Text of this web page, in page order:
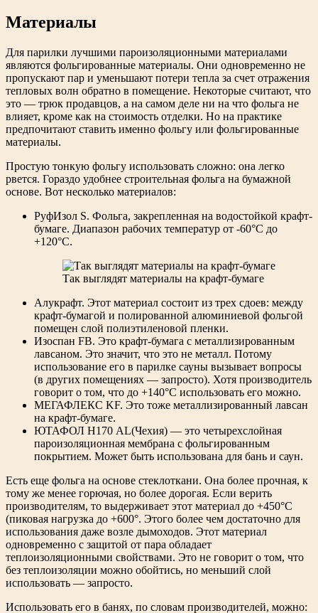
Материалы
Для парилки лучшими пароизоляционными материалами
являются фольгированные материалы. Они одновременно не
пропускают пар и уменьшают потери тепла за счет отражения
тепловых волн обратно в помещение. Некоторые считают, что
это — трюк продавцов, а на самом деле ни на что фольга не
влияет, кроме как на стоимость отделки. Но на практике
предпочитают ставить именно фольгу или фольгированные
материалы.
Простую тонкую фольгу использовать сложно: она легко
рвется. Гораздо удобнее строительная фольга на бумажной
основе. Вот несколько материалов:
РуфИзол S. Фольга, закрепленная на водостойкой крафт-
бумаге. Диапазон рабочих температур от -60°C до
+120°C.
Так выглядят материалы на крафт-бумаге
Алукрафт. Этот материал состоит из трех сдоев: между
крафт-бумагой и полированной алюминиевой фольгой
помещен слой полиэтиленовой пленки.
Изоспан FB. Это крафт-бумага с металлизированным
лавсаном. Это значит, что это не металл. Потому
использование его в парилке сауны вызывает вопросы
(в других помещениях — запросто). Хотя производитель
говорит о том, что до +140°C использовать его можно.
МЕГАФЛЕКС KF. Это тоже металлизированный лавсан
на крафт-бумаге.
ЮТАФОЛ Н170 AL(Чехия) — это четырехслойная
пароизоляционная мембрана с фольгированным
покрытием. Может быть использована для бань и саун.
Есть еще фольга на основе стеклоткани. Она более прочная, к
тому же менее горючая, но более дорогая. Если верить
производителям, то выдерживает этот материал до +450°C
(пиковая нагрузка до +600°. Этого более чем достаточно для
использования даже возле дымоходов. Этот материал
одновременно с защитой от пара обладает
теплоизоляционными свойствами. Это не говорит о том, что
без теплоизоляции можно обойтись, но меньший слой
использовать — запросто.
Использовать его в банях, по словам производителей, можно: